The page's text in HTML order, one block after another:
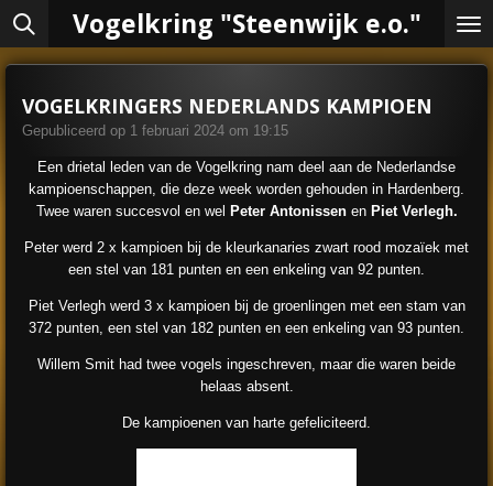
Ga
naar
hoofdinhoud
Vogelkring "Steenwijk e.o."
VOGELKRINGERS NEDERLANDS KAMPIOEN
Gepubliceerd op 1 februari 2024 om 19:15
Een drietal leden van de Vogelkring nam deel aan de Nederlandse
kampioenschappen, die deze week worden gehouden in Hardenberg.
Twee waren succesvol en wel Peter Antonissenen Piet Verlegh.
Peter werd 2 x kampioen bij de kleurkanaries zwart rood mozaïek met
een stel van 181 punten en een enkeling van 92 punten.
Piet Verlegh werd 3 x kampioen bij de groenlingen met een stam van
372 punten, een stel van 182 punten en een enkeling van 93 punten.
Willem Smit had twee vogels ingeschreven, maar die waren beide
helaas absent.
De kampioenen van harte gefeliciteerd.